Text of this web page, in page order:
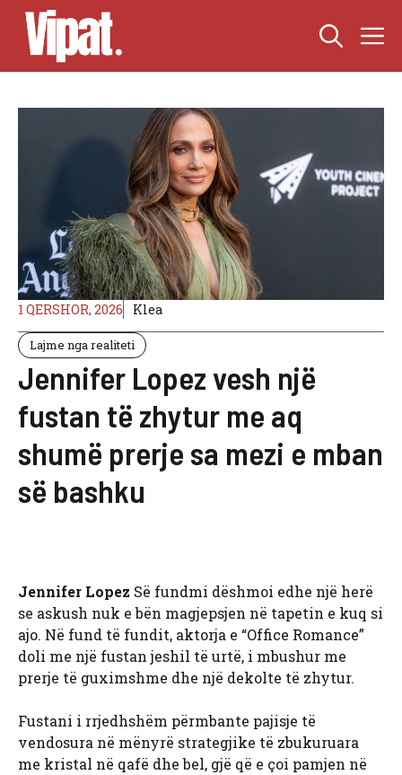
Skip
content
1 QERSHOR, 2026 Klea
Lajme nga realiteti
Jennifer Lopez vesh një
fustan të zhytur me aq
shumë prerje sa mezi e mban
së bashku
Jennifer Lopez Së fundmi dëshmoi edhe një herë
se askush nuk e bën magjepsjen në tapetin e kuq si
ajo. Në fund të fundit, aktorja e “Office Romance”
doli me një fustan jeshil të urtë, i mbushur me
prerje të guximshme dhe një dekolte të zhytur.
Fustani i rrjedhshëm përmbante pajisje të
vendosura në mënyrë strategjike të zbukuruara
me kristal në qafë dhe bel, gjë që e çoi pamjen në